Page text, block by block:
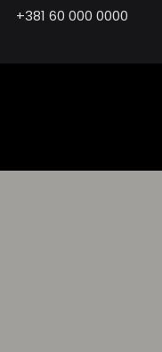
+381 60 000 0000